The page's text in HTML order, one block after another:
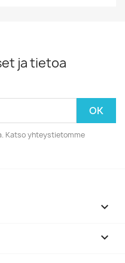
ja tietoa
Katso yhteystietomme

